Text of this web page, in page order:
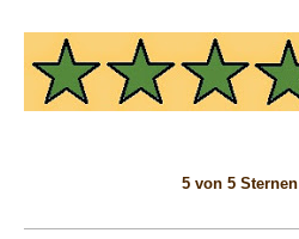
5 von 5 Sternen